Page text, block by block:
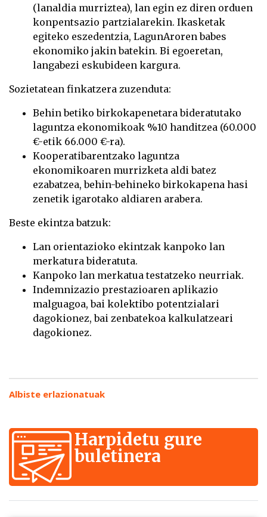
(lanaldia murriztea), lan egin ez diren orduen
konpentsazio partzialarekin. Ikasketak
egiteko eszedentzia, LagunAroren babes
ekonomiko jakin batekin. Bi egoeretan,
langabezi eskubideen kargura.
Sozietatean finkatzera zuzenduta:
Behin betiko birkokapenetara bideratutako
laguntza ekonomikoak %10 handitzea (60.000
€-etik 66.000 €-ra).
Kooperatibarentzako laguntza
ekonomikoaren murrizketa aldi batez
ezabatzea, behin-behineko birkokapena hasi
zenetik igarotako aldiaren arabera.
Beste ekintza batzuk:
Lan orientazioko ekintzak kanpoko lan
merkatura bideratuta.
Kanpoko lan merkatua testatzeko neurriak.
Indemnizazio prestazioaren aplikazio
malguagoa, bai kolektibo potentzialari
dagokionez, bai zenbatekoa kalkulatzeari
dagokionez.
Albiste erlazionatuak
Harpidetu gure
buletinera